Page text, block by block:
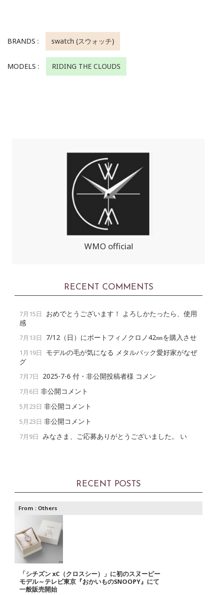
BRANDS : swatch (スウォッチ)
MODELS : RIDING THE CLOUDS
WMO official
RECENT COMMENTS
7月15日
おめでとうございます！ よろしかたったら、使用
感
7月13日 7/12（日）にポートフィノクロノ42㎜を購入させ
1月19日
モデルの毛が気になる メタルバック愛好家がなぜ
グ
7月7日 2025-7-6 付・非公開投稿者様 コメン
7月6日 非公開コメント
5月23日 非公開コメント
5月23日 非公開コメント
7月9日 みなさま、ご応募ありがとうございました。 い
RECENT POSTS
From : Others
「シチズン xC（クロスシー）」に初のスヌーピー
モデル～テレビ東京『おかいものSNOOPY』にて
一般販売開始